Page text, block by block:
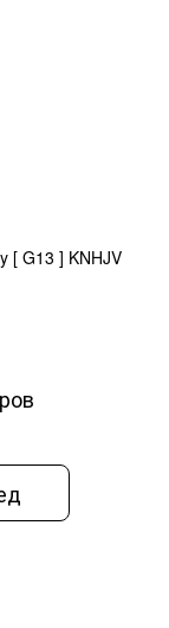
[ G13 ] KNHJV